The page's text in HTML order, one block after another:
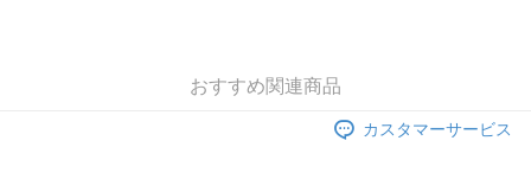
って提供され、ユーザーが取引時に本サービスを通じて商品やサービスを
とに計算されます。AFTEEで注文すると、商品を受け取るまで支払い期限
を延長できますが、商品を期限内に受け取れない場合があります（例：予
約商品や商品到着日が比較的遅い商品）。そのため、商品到着の有無に関
わらず、AFTEEで指定された期限内にお支払いください。
配送毎にNT$60、NT$899以上で送料無料
おすすめ関連商品
カスタマーサービス